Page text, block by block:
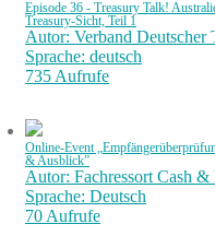
Episode 36 - Treasury Talk!
Treasury-Sicht, Teil 1
Autor: Verband Deutscher
Sprache: deutsch
735 Aufrufe
Online-Event
& Ausblick”
Autor: Fachressort Cash
Sprache: Deutsch
70 Aufrufe